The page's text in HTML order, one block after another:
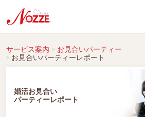
サービス案内
お見合いパーティー
お見合いパーティーレポート
婚活お見合い
パーティーレポート